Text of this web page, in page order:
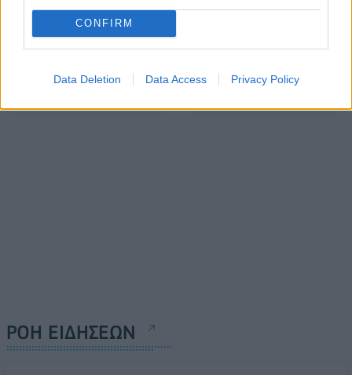
CONFIRM
Data Deletion Data Access Privacy Policy
Στην Κοπεγχάγη ο Κυρ.
Πιερρακάκης για τις
Eurogroup
της Πέμπτης
ΡΟΗ ΕΙΔΗΣΕΩΝ